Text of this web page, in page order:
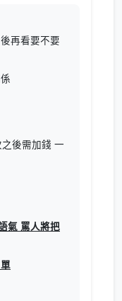
再看要不要
後需加錢 一
氣 罵人將把